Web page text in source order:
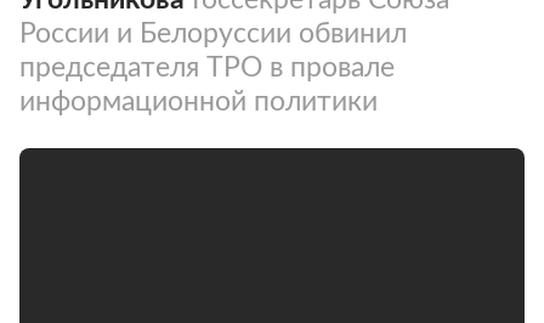
России и Белоруссии обвинил
председателя ТРО в провале
информационной политики